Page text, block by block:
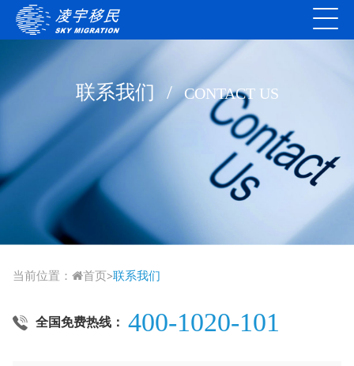
联系我们 / CONTACT US
当前位置： 首页>联系我们
全国免费热线： 400-1020-101